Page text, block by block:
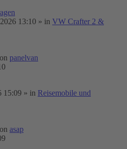
13:10 » in VW Crafter 2 &
panelvan
15:09 » in Reisemobile und
asap